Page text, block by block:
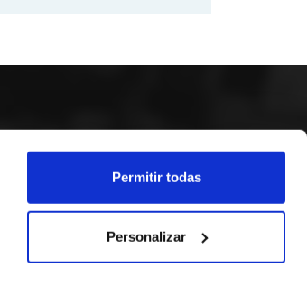
Permitir todas
Personalizar